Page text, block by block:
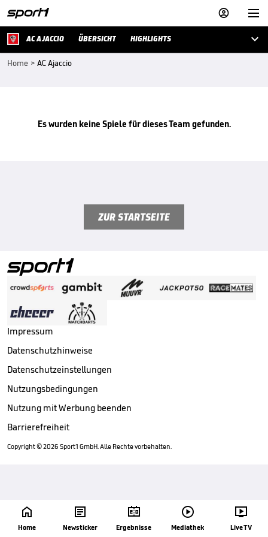


AC AJACCIO ÜBERSICHT HIGHLIGHTS 
Home > AC Ajaccio
Es wurden keine Spiele für dieses Team gefunden.

Home

Newsticker

Ergebnisse

Mediathek

Live TV
ZUR STARTSEITE
Impressum
Datenschutzhinweise
Datenschutzeinstellungen
Nutzungsbedingungen
Nutzung mit Werbung beenden
Barrierefreiheit
Copyright ©2026 Sport1 GmbH. Alle Rechte vorbehalten.